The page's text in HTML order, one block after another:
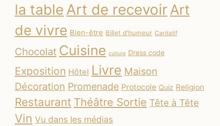
la table Art de recevoirArt
de vivre Bien-être Billet d'humeur Caritatif
Chocolat Cuisine culture Dress code
Exposition Hôtel Livre Maison
Décoration Promenade Protocole Quiz Religion
Restaurant Théâtre Sortie Tête à Tête
Vin Vu dans les médias